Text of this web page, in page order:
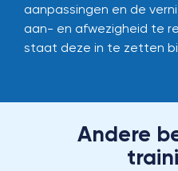
aanpassingen en de
aan- en afwezigheid te
staat deze in te zetten
Andere